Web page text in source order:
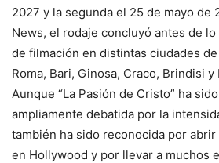
2027 y la segunda el 25 de mayo de
News, el rodaje concluyó antes de
de filmación en distintas ciudades
Roma, Bari, Ginosa, Craco, Brindisi y
Aunque “La Pasión de Cristo” ha
ampliamente debatida por la
también ha sido reconocida por
en Hollywood y por llevar a muchos